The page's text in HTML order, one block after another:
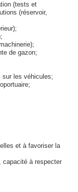
(tests et
(réservoir,
de gazon;
sur les véhicules;
et à favoriser la
capacité à respecter